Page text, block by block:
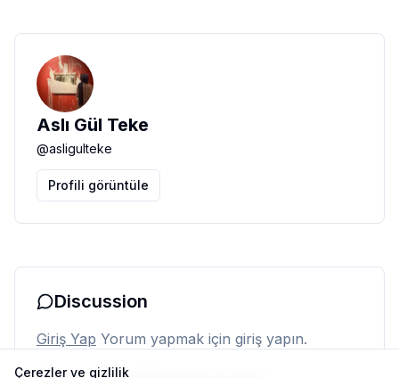
Aslı Gül Teke
@asligulteke
Profili görüntüle
Discussion
Giriş Yap Yorum yapmak için giriş yapın.
Çerezler ve gizlilik